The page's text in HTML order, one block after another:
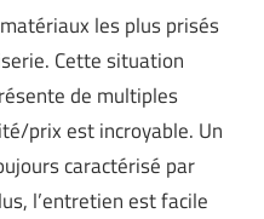
les plus prisés
Cette situation
de multiples
prix est incroyable. Un
caractérisé par
l’entretien est facile